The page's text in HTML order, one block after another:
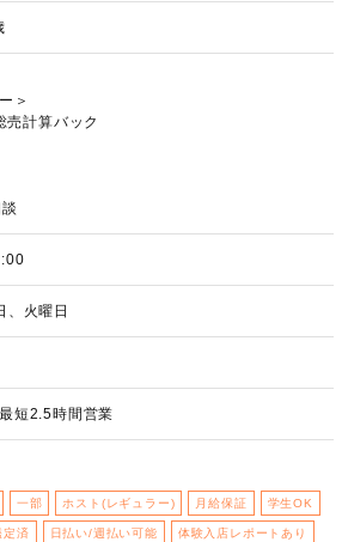
＞
売計算バック
、火曜日
短2.5時間営業
一部 ホスト(レギュラー) 月給保証 学生OK
定済 日払い/週払い可能 体験入店レポートあり